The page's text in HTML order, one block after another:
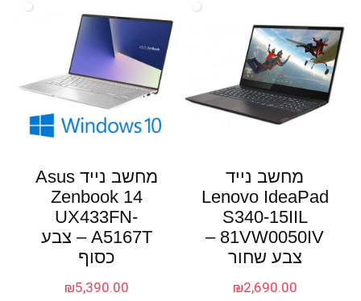
מחשב נייד
Lenovo IdeaPad
S340-15IIL
81VW0050IV –
צבע שחור
₪2,690.00
מחשב נייד Asus
Zenbook 14
UX433FN-
A5167T – צבע
כסוף
₪5,390.00